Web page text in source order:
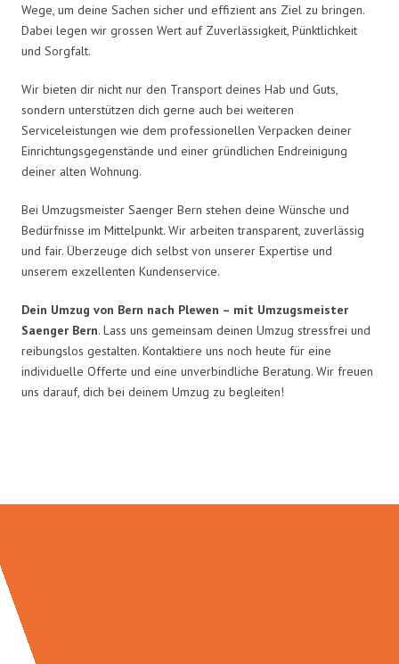
Wege, um deine Sachen sicher und effizient ans Ziel zu bringen.
Dabei legen wir grossen Wert auf Zuverlässigkeit, Pünktlichkeit
und Sorgfalt.
Wir bieten dir nicht nur den Transport deines Hab und Guts,
sondern unterstützen dich gerne auch bei weiteren
Serviceleistungen wie dem professionellen Verpacken deiner
Einrichtungsgegenstände und einer gründlichen Endreinigung
deiner alten Wohnung.
Bei Umzugsmeister Saenger Bern stehen deine Wünsche und
Bedürfnisse im Mittelpunkt. Wir arbeiten transparent, zuverlässig
und fair. Überzeuge dich selbst von unserer Expertise und
unserem exzellenten Kundenservice.
Dein Umzug von Bern nach Plewen – mit Umzugsmeister
Saenger Bern. Lass uns gemeinsam deinen Umzug stressfrei und
reibungslos gestalten. Kontaktiere uns noch heute für eine
individuelle Offerte und eine unverbindliche Beratung. Wir freuen
uns darauf, dich bei deinem Umzug zu begleiten!